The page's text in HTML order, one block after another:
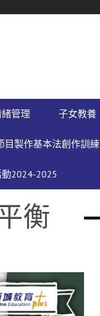
管理 子女教養
目製作基本法創作訓練
2024-2025
衡